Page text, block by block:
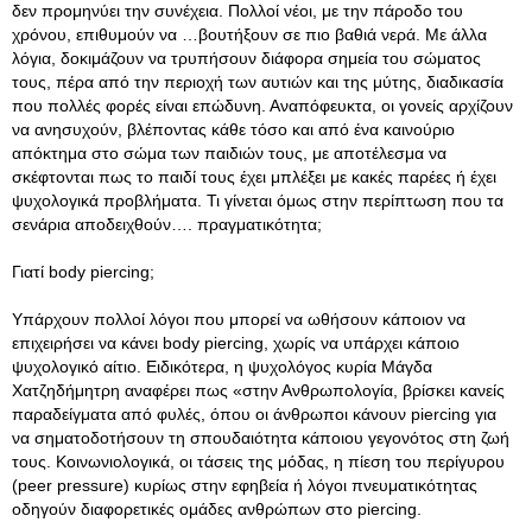
δεν προμηνύει την συνέχεια. Πολλοί νέοι, με την πάροδο του
χρόνου, επιθυμούν να …βουτήξουν σε πιο βαθιά νερά. Με άλλα
λόγια, δοκιμάζουν να τρυπήσουν διάφορα σημεία του σώματος
τους, πέρα από την περιοχή των αυτιών και της μύτης, διαδικασία
που πολλές φορές είναι επώδυνη. Αναπόφευκτα, οι γονείς αρχίζουν
να ανησυχούν, βλέποντας κάθε τόσο και από ένα καινούριο
απόκτημα στο σώμα των παιδιών τους, με αποτέλεσμα να
σκέφτονται πως το παιδί τους έχει μπλέξει με κακές παρέες ή έχει
ψυχολογικά προβλήματα. Τι γίνεται όμως στην περίπτωση που τα
σενάρια αποδειχθούν…. πραγματικότητα;
Γιατί body piercing;
Υπάρχουν πολλοί λόγοι που μπορεί να ωθήσουν κάποιον να
επιχειρήσει να κάνει body piercing, χωρίς να υπάρχει κάποιο
ψυχολογικό αίτιο. Ειδικότερα, η ψυχολόγος κυρία Μάγδα
Χατζηδήμητρη αναφέρει πως «στην Ανθρωπολογία, βρίσκει κανείς
παραδείγματα από φυλές, όπου οι άνθρωποι κάνουν piercing για
να σηματοδοτήσουν τη σπουδαιότητα κάποιου γεγονότος στη ζωή
τους. Κοινωνιολογικά, οι τάσεις της μόδας, η πίεση του περίγυρου
(peer pressure) κυρίως στην εφηβεία ή λόγοι πνευματικότητας
οδηγούν διαφορετικές ομάδες ανθρώπων στο piercing.